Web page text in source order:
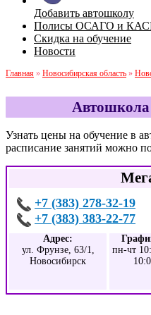
Добавить автошколу
Полисы ОСАГО и
Скидка на обучение
Новости
Главная » Новосибирская область »
Узнать цены на обучение в
расписание занятий можно
+7 (383) 278-32-19
+7 (383) 383-22-77
Адрес:
ул. Фрунзе, 63/1,
Новосибирск
пн-чт